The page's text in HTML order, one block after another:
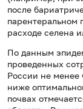
после
парентеральном
расходе селена
По данным
проведенных
России не менее
ниже
почвах